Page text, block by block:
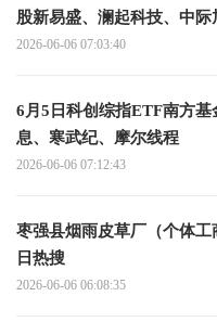
股新易盛、澜起科技、中际
2026-06-06 07:03:40
6月5日科创综指ETF南方
息、寒武纪、摩尔线程
2026-06-06 07:12:43
枣强县烟雨皮草厂（个体
日热搜
2026-06-06 06:08:35